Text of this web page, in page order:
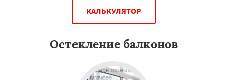
КАЛЬКУЛЯТОР
Остекление балконов